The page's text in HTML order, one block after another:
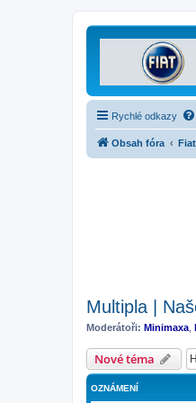
Rychlé odkazy
Obsah fóra
Multipla |
Moderátoři: Minimaxa
Nové téma
OZNÁMENÍ